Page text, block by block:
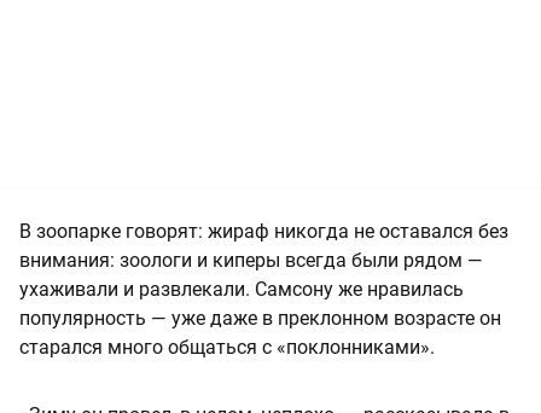
В зоопарке говорят: жираф никогда не оставался без
внимания: зоологи и киперы всегда были рядом —
ухаживали и развлекали. Самсону же нравилась
популярность — уже даже в преклонном возрасте он
старался много общаться с «поклонниками».